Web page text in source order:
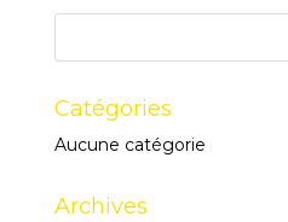
Catégories
Aucune catégorie
Archives